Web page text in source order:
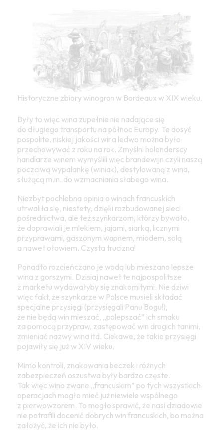
Historyczne zbiory winogron w Bordeaux w XIX wieku.
Były to więc wina zupełnie nie nadające się
do długiego transportu na północ Europy. Te dosyć
pospolite, niskiej jakości wina ledwo można było
przechowywać z roku na rok. Zmyślni holenderscy
handlarze winem wymyślili więc brandewijn czyli naszą
poczciwą wypalankę (winiak), destylowaną z wina,
służącą m.in. do wzmacniania słabego wina.
Niezbyt pochlebna opinia o winach francuskich
utrwaliła się, niestety, dzięki rozbudowanej sieci
pośrednictwa, ale też szynkarzom, którzy bywało,
że doprawiali je mlekiem, jajami, siarką, licznymi
przyprawami, gaszonym wapnem, miodem, solą
a nawet ołowiem. Czysta trucizna!
Ponadto rozcieńczano je wodą lub mieszano lepsze
wina z gorszymi. Dzisiaj nawet te najpospolitsze
z marketu wydawałyby się znakomitymi. Nie dziwi
więc fakt, że szynkarze w Polsce musieli składać
specjalne przysięgi (przysięgali Panu Bogu!),
że nie będą win mieszać, „polepszać” ich smaku
za pomocą przypraw, zastępować win drogich tanimi,
zmieniać nazwy wina itd. Ciekawe, że takie przysięgi
pojawiły się już w XIV wieku.
Mimo kontroli, znakowania beczek i różnych
zabezpieczeń oszustwa były bardzo częste.
Tak więc wino zwane „francuskim” po tych wszystkich
operacjach mogło mieć już niewiele wspólnego
z pierwowzorem. To mogło sprawić, że nasi dziadowie
nie potrafili docenić dobrych win francuskich, bo można
założyć, że ich nie było.